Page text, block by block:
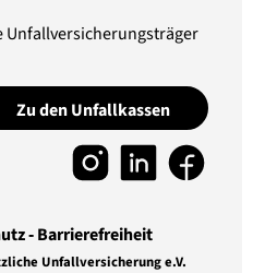
Unfallversicherungsträger
Zu den Unfallkassen
Barrierefreiheit
Unfallversicherung e.V.